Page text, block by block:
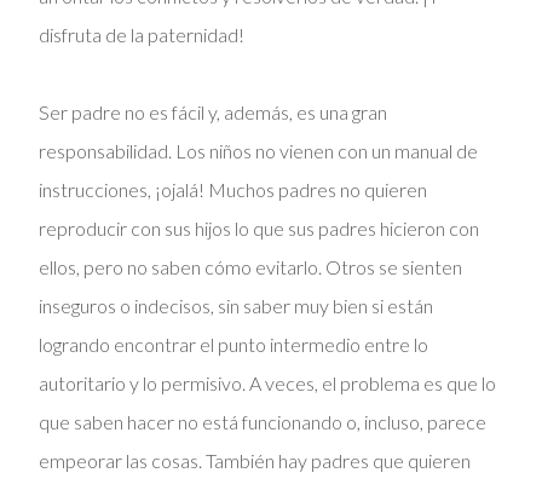
disfruta de la paternidad!
Ser padre no es fácil y, además, es una gran
responsabilidad. Los niños no vienen con un manual de
instrucciones, ¡ojalá! Muchos padres no quieren
reproducir con sus hijos lo que sus padres hicieron con
ellos, pero no saben cómo evitarlo. Otros se sienten
inseguros o indecisos, sin saber muy bien si están
logrando encontrar el punto intermedio entre lo
autoritario y lo permisivo. A veces, el problema es que lo
que saben hacer no está funcionando o, incluso, parece
empeorar las cosas. También hay padres que quieren